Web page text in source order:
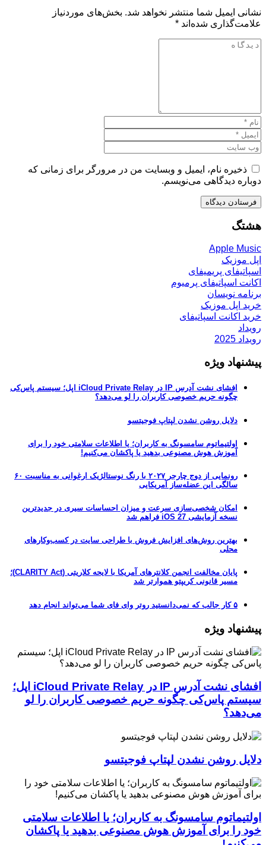
نشانی ایمیل شما منتشر نخواهد شد. بخش‌های موردنیاز
علامت‌گذاری شده‌اند *
ذخیره نام، ایمیل و وبسایت من در مرورگر برای زمانی که
دوباره دیدگاهی می‌نویسم.
هشتگ
Apple Music
اپل موزیک
اسپاتیفای پریمیفای
اکانت اسپاتیفای پرمیوم
برنامه نویسان
خرید اپل موزیک
خرید اکانت اسپاتیفای
رویداد
رویداد 2025
پیشنهاد ویژه
افشای نشت آدرس IP در iCloud Private Relay اپل؛ سیستم پاس‌کی
چگونه حریم خصوصی کاربران را لو می‌دهد؟
دلایل روشن نشدن لپتاپ فوجیتسو
اولتیماتوم سامسونگ به کاربران؛ یا اطلاعات سلامتی خود را برای
آموزش هوش مصنوعی بدهید یا پاکشان می‌کنیم!
رونمایی از دوج چارجر ۲۰۲۷ با رنگ نوستالژیک ارغوانی به مناسبت ۶۰
سالگی این عضله‌ساز آمریکایی
امکان شخصی‌سازی سرعت و میزان احساسات سیری در جدیدترین
نسخه آزمایشی iOS 27 فراهم شد
بهترین روش‌های افزایش فروش با طراحی سایت در کسب‌وکارهای
محلی
پایان مخالفت انجمن کلانترهای آمریکا با لایحه کلاریتی (CLARITY Act)؛
مسیر قانونی کریپتو هموارتر شد
۵ کار جالب که نمی‌دانستید روتر وای فای شما می‌تواند انجام دهد
پیشنهاد ویژه
افشای نشت آدرس IP در iCloud Private Relay اپل؛
سیستم پاس‌کی چگونه حریم خصوصی کاربران را لو
می‌دهد؟
دلایل روشن نشدن لپتاپ فوجیتسو
اولتیماتوم سامسونگ به کاربران؛ یا اطلاعات سلامتی
خود را برای آموزش هوش مصنوعی بدهید یا پاکشان